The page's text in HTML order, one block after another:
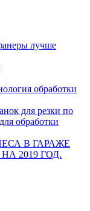
лучше
обработки
для резки по
обработки
В ГАРАЖЕ
2019 ГОД.